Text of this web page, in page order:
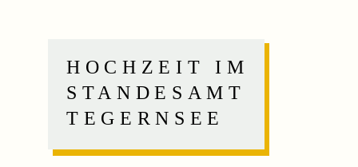
HOCHZEIT IM
STANDESAMT
TEGERNSEE